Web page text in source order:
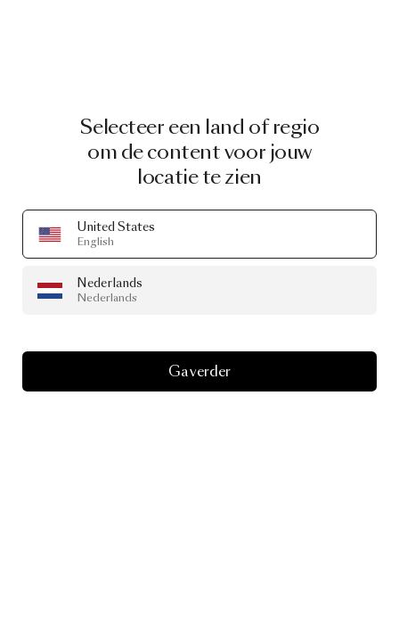
Selecteer een land of regio
om de content voor jouw
locatie te zien
United States
English
Nederlands
Nederlands
Ga verder